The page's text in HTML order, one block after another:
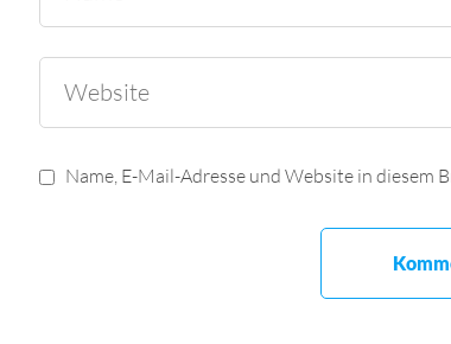
Name, E-Mail-Adresse und Website in diesem